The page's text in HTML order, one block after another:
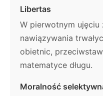
Libertas
W pierwotnym ujęciu
nawiązywania
obietnic,
matematyce długu.
Moralność